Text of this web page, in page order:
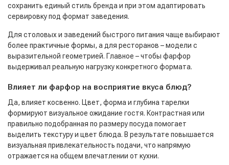
сохранить единый стиль бренда и при этом адаптировать
сервировку под формат заведения.
Для столовых и заведений быстрого питания чаще выбирают
более практичные формы, а для ресторанов – модели с
выразительной геометрией. Главное – чтобы фарфор
выдерживал реальную нагрузку конкретного формата.
Влияет ли фарфор на восприятие вкуса блюд?
Да, влияет косвенно. Цвет, форма и глубина тарелки
формируют визуальное ожидание гостя. Контрастная или
правильно подобранная по размеру посуда помогает
выделить текстуру и цвет блюда. В результате повышается
визуальная привлекательность подачи, что напрямую
отражается на общем впечатлении от кухни.